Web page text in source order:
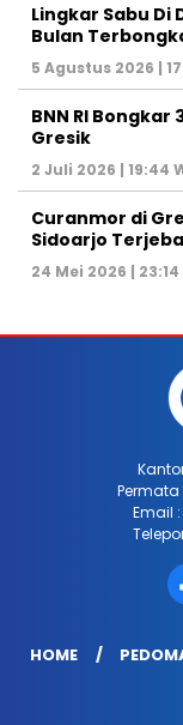
Lingkar Sabu Di
Bulan
5 Agustus 2026 |
BNN RI Bongkar
Gresik
2 Juli 2026 | 19:44
Curanmor di
Sidoarjo
24 Mei 2026 | 23:14
Permata
Email
HOME